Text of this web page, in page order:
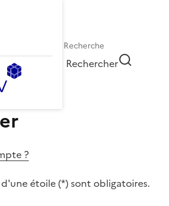
Rechercher
?
étoile (*) sont obligatoires.